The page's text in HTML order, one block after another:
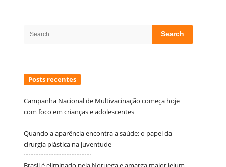
Posts recentes
Campanha Nacional de Multivacinação começa hoje
com foco em crianças e adolescentes
Quando a aparência encontra a saúde: o papel da
cirurgia plástica na juventude